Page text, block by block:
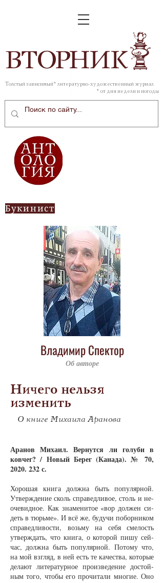
ВТОРНИК
Толстый зависимый* литературно-художественный журнал
* от дня недели и погоды
Букинист
Владимир Спектор
Об авторе
Ничего нельзя
изменить
О книге Михаила Аранова
Ара­нов Ми­ха­ил. Вер­нут­ся ли го­лу­би в
ков­чег? / Но­вый Бе­рег (Ка­на­да). № 70,
2020. 232с.
Хо­ро­шая кни­га долж­на быть по­пу­ляр­ной.
Утверж­де­ние сколь спра­вед­ли­вое, столь и не­
оче­вид­ное. Как зна­ме­ни­тое «вор дол­жен си­
деть в тюрь­ме». И всё же, бу­ду­чи по­бор­ни­ком
спра­вед­ли­вос­ти, возь­му на се­бя сме­лость
утверж­дать, что кни­га, о ко­то­рой пи­шу сей­
час, долж­на быть по­пу­ляр­ной. По­то­му что,
на мой взгляд, в ней есть те ка­чест­ва, ко­то­рые
де­ла­ют ли­те­ра­тур­ное про­из­ве­де­ние до­стой­
ным то­го, что­бы его про­чи­та­ли мно­гие. Оно